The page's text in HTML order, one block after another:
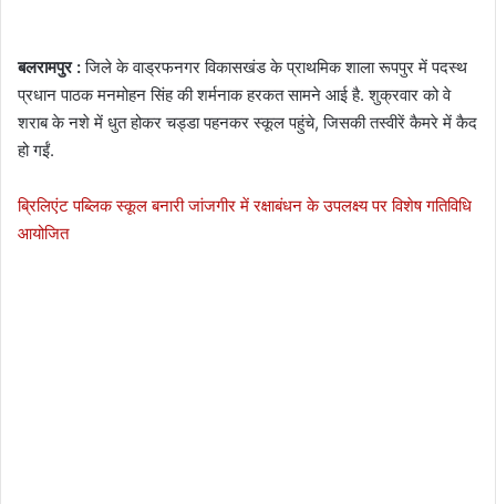
बलरामपुर :जिले के वाड्रफनगर विकासखंड के प्राथमिक शाला रूपपुर में पदस्थ
प्रधान पाठक मनमोहन सिंह की शर्मनाक हरकत सामने आई है. शुक्रवार को वे
शराब के नशे में धुत होकर चड्डा पहनकर स्कूल पहुंचे, जिसकी तस्वीरें कैमरे में कैद
हो गईं.
ब्रिलिएंट पब्लिक स्कूल बनारी जांजगीर में रक्षाबंधन के उपलक्ष्य पर विशेष गतिविधि
आयोजित